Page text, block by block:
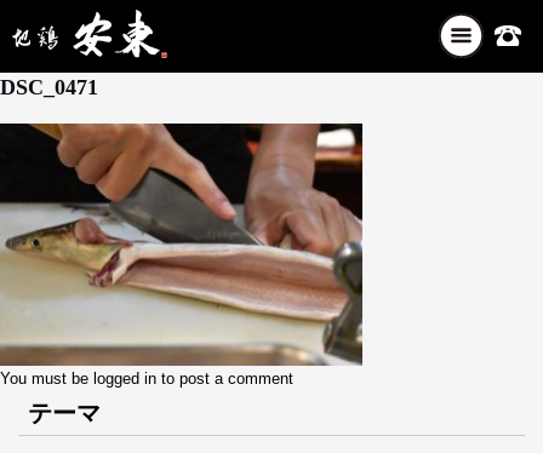
ナ
ビ
5月 25, 2026
DSC_0471
You must be logged in to post a comment
テーマ